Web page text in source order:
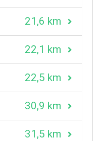
21,6 km
22,1 km
22,5 km
30,9 km
31,5 km